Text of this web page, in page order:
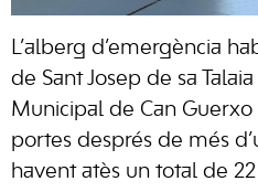
L’alberg d’emergència
de Sant Josep de sa
Municipal de Can Guerxo
portes després de més
havent atès un total de